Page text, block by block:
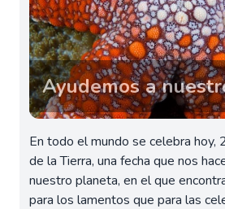
Ayudemos a
En todo el mundo se celebra hoy,
de la Tierra, una fecha que nos
nuestro planeta, en el que
para los lamentos que para las